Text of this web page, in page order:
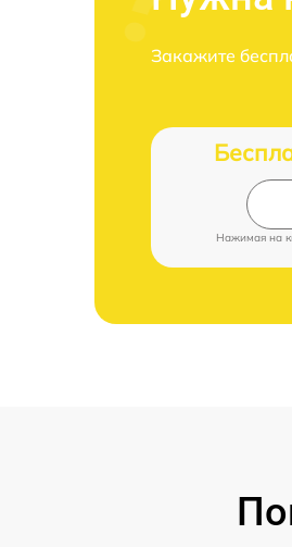
Закажите
Нажимая на